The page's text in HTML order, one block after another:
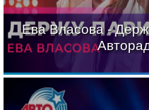
Ева Власова -